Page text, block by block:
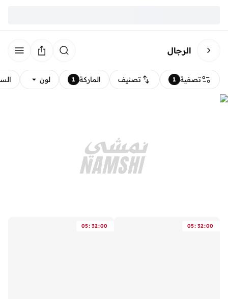
الرجال
تصفية 1 تصنيف الماركة 1 لون
05: 32:00
05: 32:00